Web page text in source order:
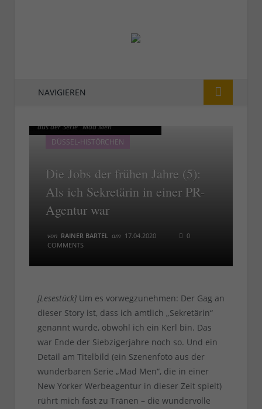
NAVIGIEREN
aus der Serie "Mad Men"
DÜSSEL-HISTÖRCHEN
Die Jobs der frühen Jahre (5):
Als ich Sekretärin in einer PR-
Agentur war
von RAINER BARTEL am 17.04.2020
0
COMMENTS
aus der Serie "Mad Men"
[Lesestück]Um es vorwegzunehmen: Der Gag an
dieser Story ist, dass ich amtlich „Sekretärin“
genannt wurde, obwohl ich ein Kerl bin. Das
war Ende der Siebzigerjahre noch so. Und ein
Detail am Titelbild (ein Szenenfoto aus der
wunderbaren Serie „Mad Men“, die in einer
New Yorker Werbeagentur in dieser Zeit spielt)
rührt mich fast zu Tränen – die wundervolle